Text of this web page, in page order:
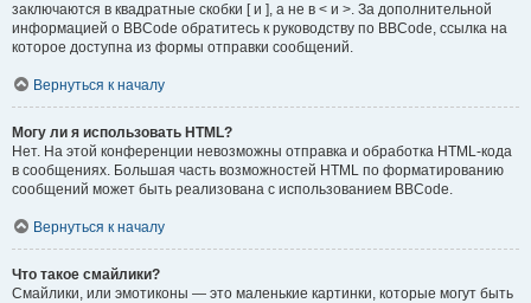
заключаются в квадратные скобки [ и ], а не в < и >. За дополнительной
информацией о BBCode обратитесь к руководству по BBCode, ссылка на
которое доступна из формы отправки сообщений.
Вернуться к началу
Могу ли я использовать HTML?
Нет. На этой конференции невозможны отправка и обработка HTML-кода
в сообщениях. Большая часть возможностей HTML по форматированию
сообщений может быть реализована с использованием BBCode.
Вернуться к началу
Что такое смайлики?
Смайлики, или эмотиконы — это маленькие картинки, которые могут быть